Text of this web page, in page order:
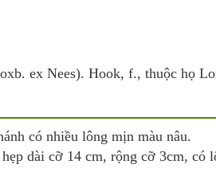
ex Nees). Hook, f., thuộc họ
có nhiều lông mịn màu nâu.
dài cỡ 14 cm, rộng cỡ 3cm, có